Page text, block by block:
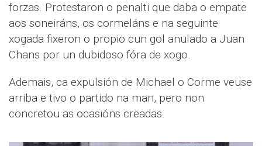
forzas. Protestaron o penalti que daba o empate
aos soneiráns, os cormeláns e na seguinte
xogada fixeron o propio cun gol anulado a Juan
Chans por un dubidoso fóra de xogo.
Ademais, ca expulsión de Michael o Corme veuse
arriba e tivo o partido na man, pero non
concretou as ocasións creadas.